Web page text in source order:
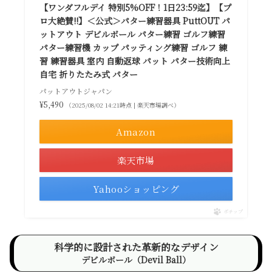
【ワンダフルデイ 特別5%OFF！1日23:59迄】【プ
ロ大絶賛!!】＜公式＞パター練習器具 PuttOUT パ
ットアウト デビルボール パター練習 ゴルフ練習
パター練習機 カップ パッティング練習 ゴルフ 練
習 練習器具 室内 自動返球 パット パター技術向上
自宅 折りたたみ式 パター
パットアウトジャパン
¥5,490
（2025/08/02 14:21時点 | 楽天市場調べ）
Amazon
楽天市場
Yahooショッピング
ポチップ
科学的に設計された革新的なデザイン
デビルボール（Devil Ball）